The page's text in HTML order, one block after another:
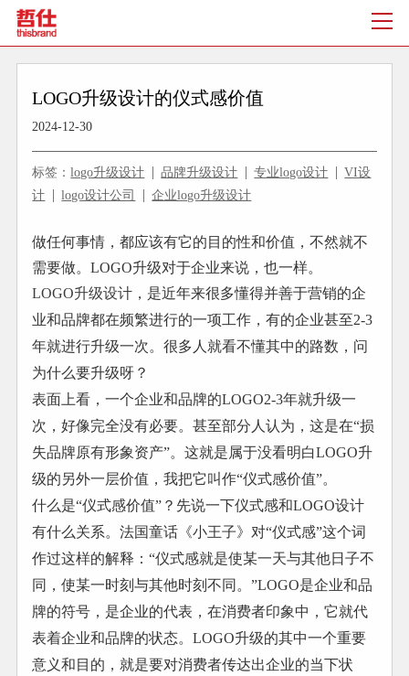
LOGO升级设计的仪式感价值
2024-12-30
标签：logo升级设计 品牌升级设计 专业logo设计
VI设
计
logo设计公司 企业logo升级设计
做任何事情，都应该有它的目的性和价值，不然就不
需要做。LOGO升级对于企业来说，也一样。
LOGO升级设计 ，是近年来很多懂得并善于营销的企
业和品牌都在频繁进行的一项工作，有的企业甚至2-3
年就进行升级一次。很多人就看不懂其中的路数，问
为什么要升级呀？
表面上看，一个企业和品牌的LOGO2-3年就升级一
次，好像完全没有必要。甚至部分人认为，这是在“损
失品牌原有形象资产”。这就是属于没看明白LOGO升
级的另外一层价值，我把它叫作“仪式感价值”。
什么是“仪式感价值”？先说一下仪式感和LOGO设计
有什么关系。法国童话《小王子》对“仪式感”这个词
作过这样的解释：“仪式感就是使某一天与其他日子不
同，使某一时刻与其他时刻不同。”LOGO是企业和品
牌的符号，是企业的代表，在消费者印象中，它就代
表着企业和品牌的状态。LOGO升级的其中一个重要
意义和目的，就是要对消费者传达出企业的当下状